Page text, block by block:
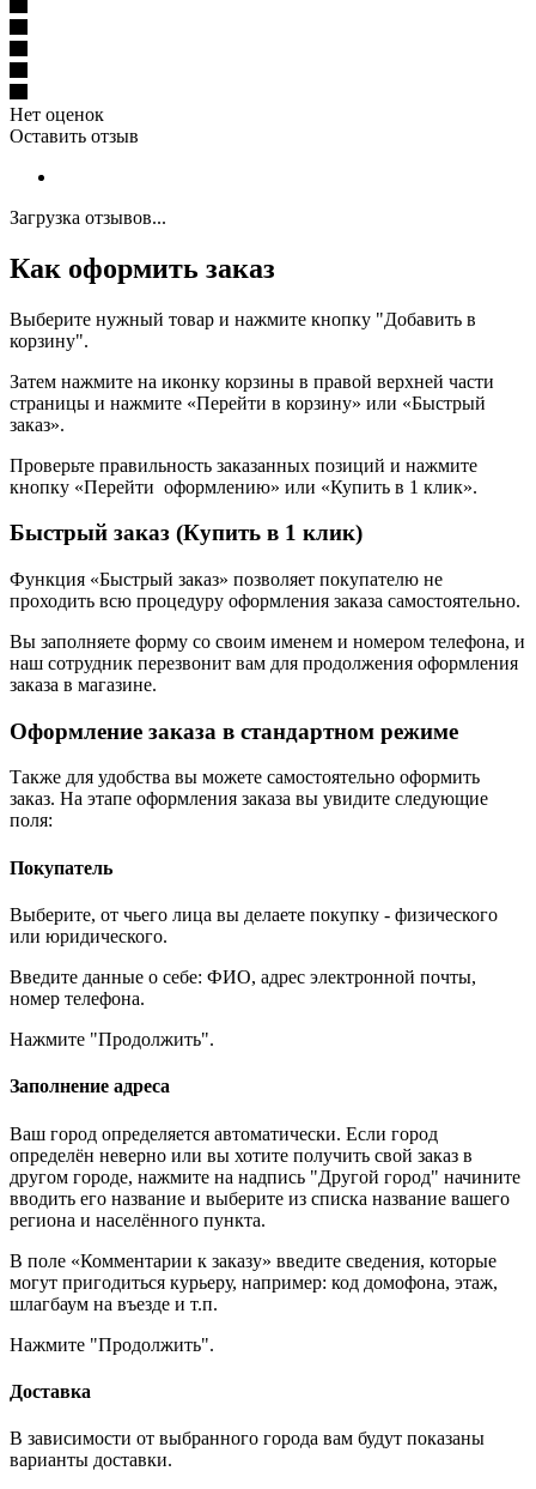
Нет оценок
Оставить отзыв
Загрузка отзывов...
Как оформить заказ
Выберите нужный товар и нажмите кнопку "Добавить в
корзину".
Затем нажмите на иконку корзины в правой верхней части
страницы и нажмите «Перейти в корзину» или «Быстрый
заказ».
Проверьте правильность заказанных позиций и нажмите
кнопку «Перейти оформлению» или «Купить в 1 клик».
Быстрый заказ (Купить в 1 клик)
Функция «Быстрый заказ» позволяет покупателю не
проходить всю процедуру оформления заказа самостоятельно.
Вы заполняете форму со своим именем и номером телефона, и
наш сотрудник перезвонит вам для продолжения оформления
заказа в магазине.
Оформление заказа в стандартном режиме
Также для удобства вы можете самостоятельно оформить
заказ. На этапе оформления заказа вы увидите следующие
поля:
Покупатель
Выберите, от чьего лица вы делаете покупку - физического
или юридического.
Введите данные о себе: ФИО, адрес электронной почты,
номер телефона.
Нажмите "Продолжить".
Заполнение адреса
Ваш город определяется автоматически. Если город
определён неверно или вы хотите получить свой заказ в
другом городе, нажмите на надпись "Другой город" начините
вводить его название и выберите из списка название вашего
региона и населённого пункта.
В поле «Комментарии к заказу» введите сведения, которые
могут пригодиться курьеру, например: код домофона, этаж,
шлагбаум на въезде и т.п.
Нажмите "Продолжить".
Доставка
В зависимости от выбранного города вам будут показаны
варианты доставки.